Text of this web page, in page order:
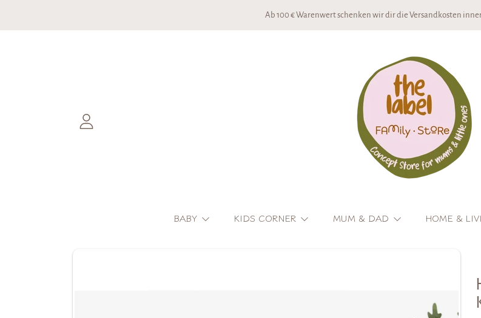
Ab 100 € Warenwert schenken wir dir die Versandkosten
EINLOGGEN
BABY KIDS CORNER MUM & DAD HOME &